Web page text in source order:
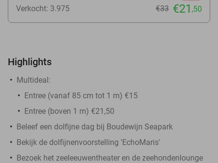
Verkocht: 3.975
€33 €21 ,50
Highlights
Multideal:
Entree (vanaf 85 cm tot 1 m) €15
Entree (boven 1 m) €21,50
Beleef een dolfijne dag bij Boudewijn Seapark
Bekijk de dolfijnenvoorstelling 'EchoMaris'
Bezoek het zeeleeuwentheater en de zeehondenlounge